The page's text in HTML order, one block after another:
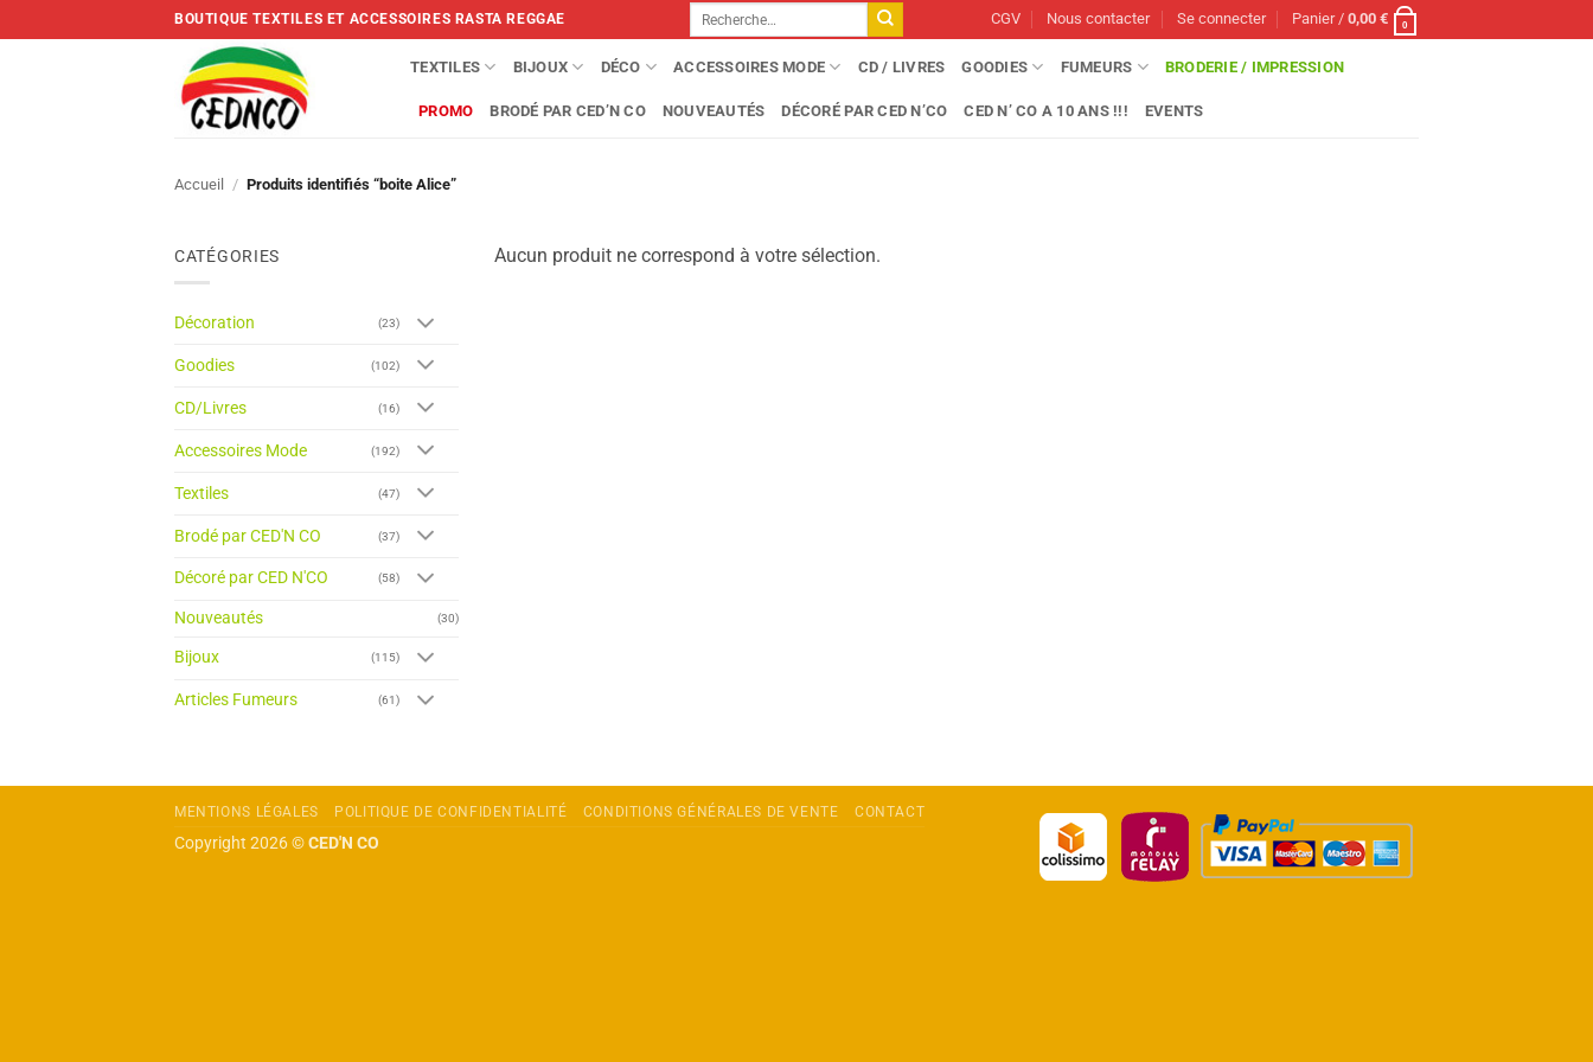
to
BOUTIQUE TEXTILES ET ACCESSOIRES RASTA REGGAE
Recherche
pour :
CGV Nous contacter Se connecter Panier /0,00€ 0
TEXTILES BIJOUX DÉCO ACCESSOIRES MODE CD / LIVRES GOODIES FUMEURS BRODERIE / IMPRESSION
PROMO BRODÉ PAR CED’N CO NOUVEAUTÉS DÉCORÉ PAR CED N’CO CED N’ CO A 10 ANS !!! EVENTS
Accueil / Produits identifiés “boite Alice”
CATÉGORIES
Décoration (23)
Goodies (102)
CD/Livres (16)
Accessoires Mode (192)
Textiles (47)
Brodé par CED'N CO (37)
Décoré par CED N'CO (58)
Nouveautés (30)
Bijoux (115)
Articles Fumeurs (61)
Aucun produit ne correspond à votre sélection.
MENTIONS LÉGALES POLITIQUE DE CONFIDENTIALITÉ CONDITIONS GÉNÉRALES DE VENTE CONTACT
Copyright 2026 ©CED'N CO